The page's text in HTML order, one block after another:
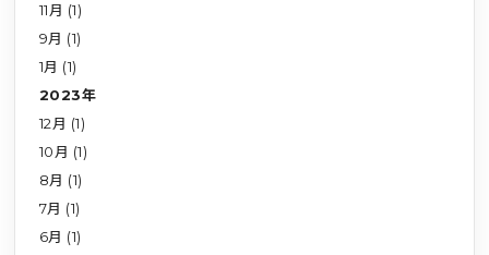
11月 (1)
9月 (1)
1月 (1)
2023年
12月 (1)
10月 (1)
8月 (1)
7月 (1)
6月 (1)